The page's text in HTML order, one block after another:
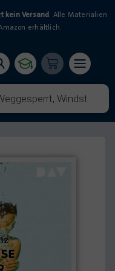
kein Versand. Alle Materialien
erhältlich.